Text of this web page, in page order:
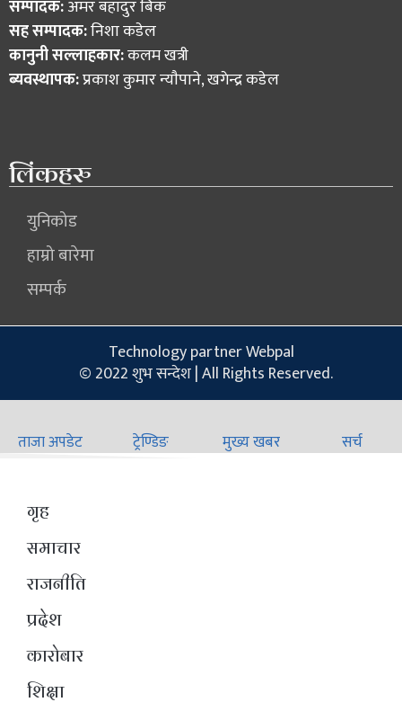
सम्पादक:अमर बहादुर बिक
सह सम्पादक:निशा कडेल
कानुनी सल्लाहकार:कलम खत्री
ब्यवस्थापक:प्रकाश कुमार न्याैपाने, खगेन्द्र कडेल
लिंकहरु
युनिकोड
हाम्रो बारेमा
सम्पर्क
© 2022 शुभ सन्देश | All Rights Reserved.
Technology partner Webpal
ताजा अपडेट ट्रेण्डिङ मुख्य खबर सर्च
गृह
समाचार
राजनीति
प्रदेश
कारोबार
शिक्षा